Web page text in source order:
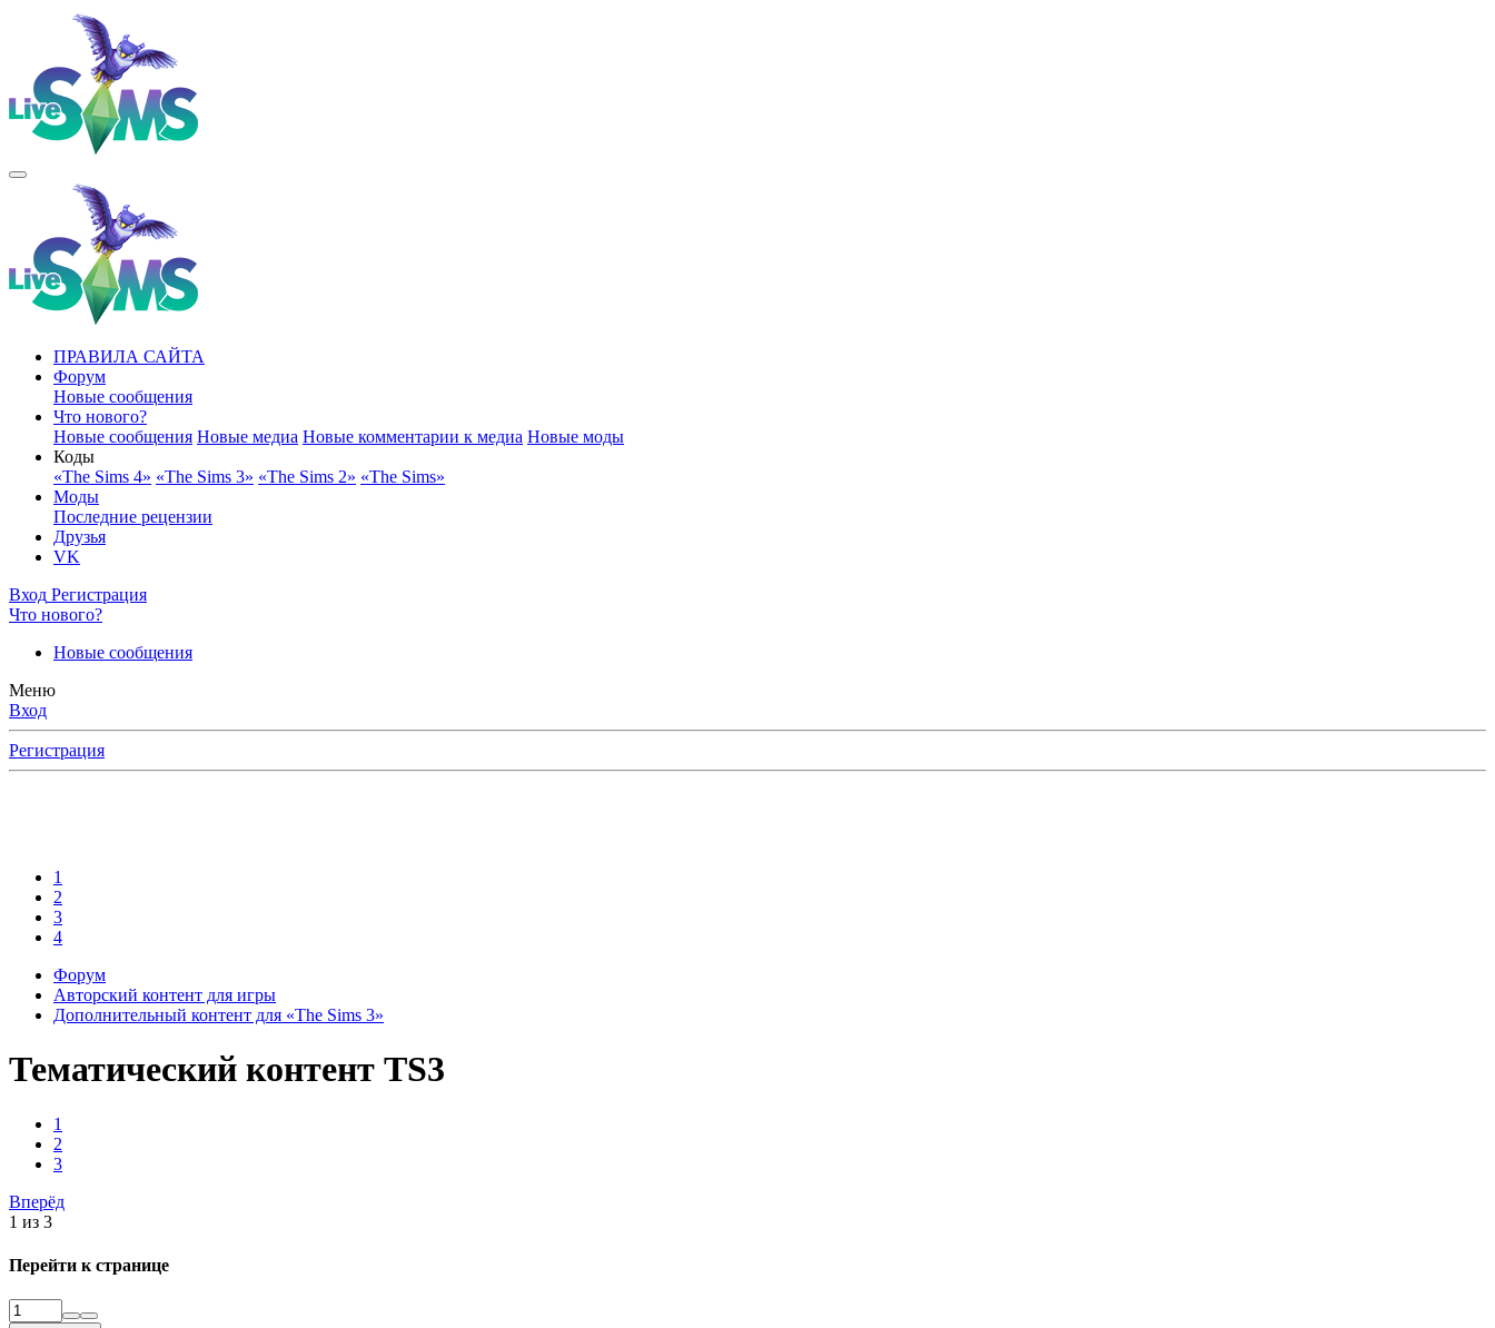
ПРАВИЛА САЙТА
Форум
Новые сообщения
Что нового?
Новые сообщения Новые медиа Новые комментарии к медиа Новые моды
Коды
«The Sims 4» «The Sims 3» «The Sims 2» «The Sims»
Моды
Последние рецензии
Друзья
VK
Вход Регистрация
Что нового?
Новые сообщения
Меню
Вход
Регистрация
1
2
3
4
Форум
Авторский контент для игры
Дополнительный контент для «The Sims 3»
Тематический контент TS3
1
2
3
Вперёд
1 из 3
Перейти к странице